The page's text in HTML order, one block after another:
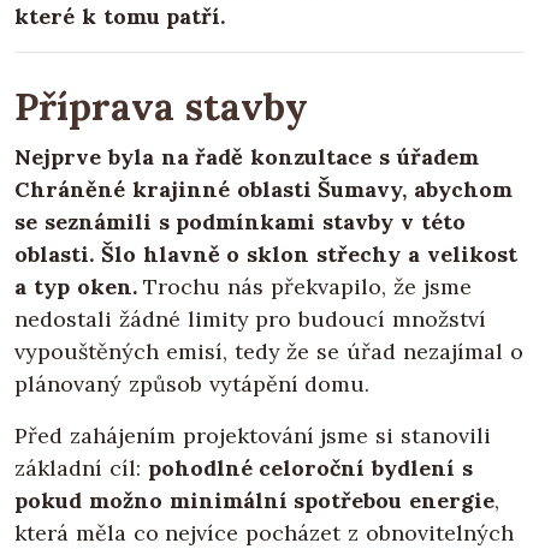
které k tomu patří.
Příprava stavby
Nejprve byla na řadě konzultace s úřadem
Chráněné krajinné oblasti Šumavy, abychom
se seznámili s podmínkami stavby v této
oblasti. Šlo hlavně o sklon střechy a velikost
a typ oken.Trochu nás překvapilo, že jsme
nedostali žádné limity pro budoucí množství
vypouštěných emisí, tedy že se úřad nezajímal o
plánovaný způsob vytápění domu.
Před zahájením projektování jsme si stanovili
základní cíl: pohodlné celoroční bydlení s
pokud možno minimální spotřebou energie,
která měla co nejvíce pocházet z obnovitelných